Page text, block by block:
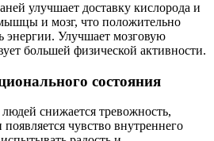
улучшает доставку кислорода и
и мозг, что положительно
энергии. Улучшает мозговую
большей физической активности.
состояния
снижается тревожность,
чувство внутреннего